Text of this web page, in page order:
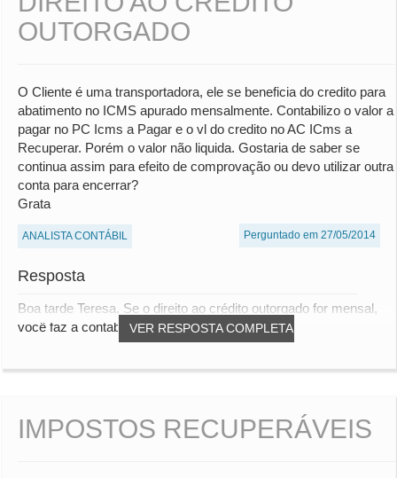
OUTORGADO
O Cliente é uma transportadora, ele se beneficia do credito para
abatimento no ICMS apurado mensalmente. Contabilizo o valor a
pagar no PC Icms a Pagar e o vl do credito no AC ICms a
Recuperar. Porém o valor não liquida. Gostaria de saber se
continua assim para efeito de comprovação ou devo utilizar outra
conta para encerrar?
Grata
ANALISTA CONTÁBIL Perguntado em 27/05/2014
Resposta
VER RESPOSTA COMPLETA
Boa tarde Teresa, Se o direito ao crédito outorgado for mensal,
você faz a contabilização dele redu...
IMPOSTOS RECUPERÁVEIS